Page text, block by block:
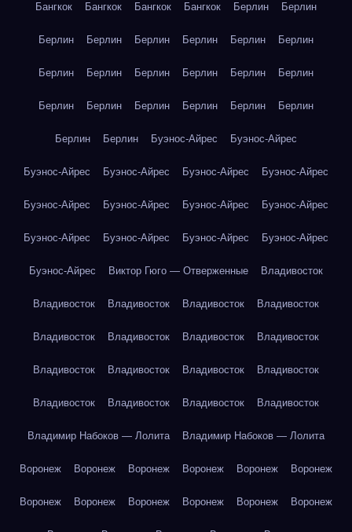
Бангкок Бангкок Бангкок Бангкок Берлин Берлин
Берлин Берлин Берлин Берлин Берлин Берлин
Берлин Берлин Берлин Берлин Берлин Берлин
Берлин Берлин Берлин Берлин Берлин Берлин
Берлин Берлин Буэнос-Айрес Буэнос-Айрес
Буэнос-Айрес Буэнос-Айрес Буэнос-Айрес Буэнос-Айрес
Буэнос-Айрес Буэнос-Айрес Буэнос-Айрес Буэнос-Айрес
Буэнос-Айрес Буэнос-Айрес Буэнос-Айрес Буэнос-Айрес
Буэнос-Айрес Виктор Гюго — Отверженные Владивосток
Владивосток Владивосток Владивосток Владивосток
Владивосток Владивосток Владивосток Владивосток
Владивосток Владивосток Владивосток Владивосток
Владивосток Владивосток Владивосток Владивосток
Владимир Набоков — Лолита Владимир Набоков — Лолита
Воронеж Воронеж Воронеж Воронеж Воронеж Воронеж
Воронеж Воронеж Воронеж Воронеж Воронеж Воронеж